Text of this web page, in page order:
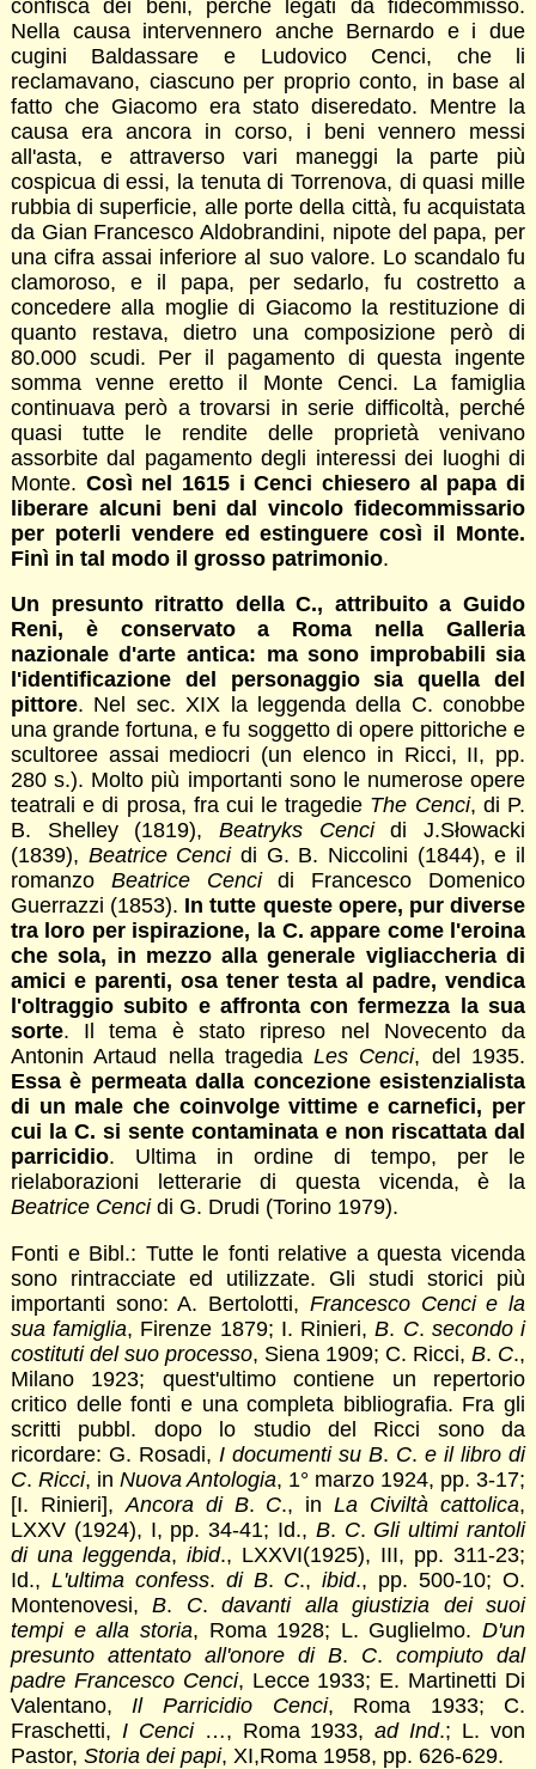
confisca dei beni, perché legati da fidecommisso.
Nella causa intervennero anche Bernardo e i due
cugini Baldassare e Ludovico Cenci, che li
reclamavano, ciascuno per proprio conto, in base al
fatto che Giacomo era stato diseredato. Mentre la
causa era ancora in corso, i beni vennero messi
all'asta, e attraverso vari maneggi la parte più
cospicua di essi, la tenuta di Torrenova, di quasi mille
rubbia di superficie, alle porte della città, fu acquistata
da Gian Francesco Aldobrandini, nipote del papa, per
una cifra assai inferiore al suo valore. Lo scandalo fu
clamoroso, e il papa, per sedarlo, fu costretto a
concedere alla moglie di Giacomo la restituzione di
quanto restava, dietro una composizione però di
80.000 scudi. Per il pagamento di questa ingente
somma venne eretto il Monte Cenci. La famiglia
continuava però a trovarsi in serie difficoltà, perché
quasi tutte le rendite delle proprietà venivano
assorbite dal pagamento degli interessi dei luoghi di
Monte. Così nel 1615 i Cenci chiesero al papa di
liberare alcuni beni dal vincolo fidecommissario
per poterli vendere ed estinguere così il Monte.
Finì in tal modo il grosso patrimonio.
Un presunto ritratto della C., attribuito a Guido
Reni, è conservato a Roma nella Galleria
nazionale d'arte antica: ma sono improbabili sia
l'identificazione del personaggio sia quella del
pittore. Nel sec. XIX la leggenda della C. conobbe
una grande fortuna, e fu soggetto di opere pittoriche e
scultoree assai mediocri (un elenco in Ricci, II, pp.
280 s.). Molto più importanti sono le numerose opere
teatrali e di prosa, fra cui le tragedie The Cenci, di P.
B. Shelley (1819), Beatryks Cencidi J.Słowacki
(1839), Beatrice Cenci di G. B. Niccolini (1844), e il
romanzo Beatrice Cencidi Francesco Domenico
Guerrazzi (1853). In tutte queste opere, pur diverse
tra loro per ispirazione, la C. appare come l'eroina
che sola, in mezzo alla generale vigliaccheria di
amici e parenti, osa tener testa al padre, vendica
l'oltraggio subito e affronta con fermezza la sua
sorte. Il tema è stato ripreso nel Novecento da
Antonin Artaud nella tragediaLes Cenci, del 1935.
Essa è permeata dalla concezione esistenzialista
di un male che coinvolge vittime e carnefici, per
cui la C. si sente contaminata e non riscattata dal
parricidio. Ultima in ordine di tempo, per le
rielaborazioni letterarie di questa vicenda, è la
Beatrice Cenci di G. Drudi (Torino 1979).
Fonti e Bibl.: Tutte le fonti relative a questa vicenda
sono rintracciate ed utilizzate. Gli studi storici più
importanti sono: A. Bertolotti, Francesco Cenci e la
sua famiglia, Firenze 1879; I. Rinieri,B. C. secondo i
costituti del suo processo, Siena 1909; C. Ricci,B. C.,
Milano 1923; quest'ultimo contiene un repertorio
critico delle fonti e una completa bibliografia. Fra gli
scritti pubbl. dopo lo studio del Ricci sono da
ricordare: G. Rosadi, I documenti su B. C.e il libro di
C. Ricci, in Nuova Antologia, 1° marzo 1924, pp. 3-17;
[I. Rinieri], Ancora di B. C., inLa Civiltà cattolica,
LXXV (1924), I, pp. 34-41; Id., B. C. Gli ultimi rantoli
di una leggenda, ibid., LXXVI(1925), III, pp. 311-23;
Id., L'ultima confess. di B. C.,ibid., pp. 500-10; O.
Montenovesi,B. C.davanti alla giustizia dei suoi
tempi e alla storia, Roma 1928; L. Guglielmo.D'un
presunto attentato all'onore di B. C.compiuto dal
padre Francesco Cenci, Lecce 1933; E. Martinetti Di
Valentano, Il Parricidio Cenci, Roma 1933; C.
Fraschetti, I Cenci …, Roma 1933,ad Ind.; L. von
Pastor, Storia dei papi, XI,Roma 1958, pp. 626-629.